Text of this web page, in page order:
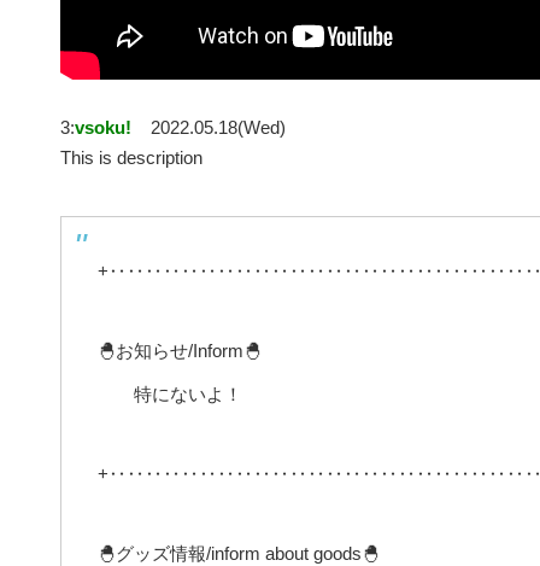
3:vsoku!
2022.05.18(Wed)
This is description
🐣お知らせ/Inform🐣
特にないよ！
🐣グッズ情報/inform about goods🐣